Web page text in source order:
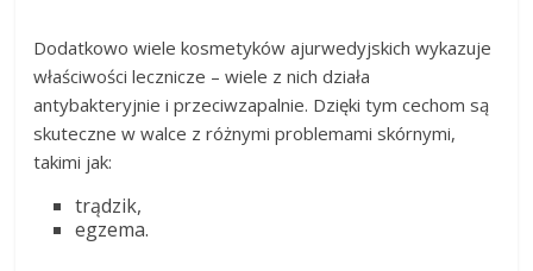
Dodatkowo wiele kosmetyków ajurwedyjskich wykazuje
właściwości lecznicze – wiele z nich działa
antybakteryjnie i przeciwzapalnie. Dzięki tym cechom są
skuteczne w walce z różnymi problemami skórnymi,
takimi jak:
trądzik,
egzema.